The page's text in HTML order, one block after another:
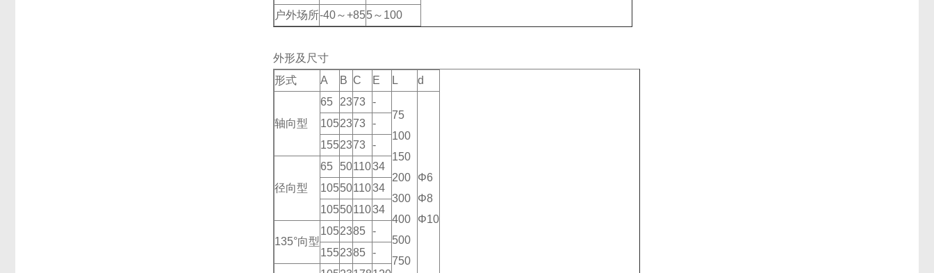
户外场所-40～+855～100
外形及尺寸
形式
A B C E L d
轴向型
65 2373 -
75
100
150
200
300
400
500
750
Φ6
Φ8
Φ10
1052373 -
1552373 -
径向型
65 5011034
1055011034
1055011034
135°向型
1052385 -
1552385 -